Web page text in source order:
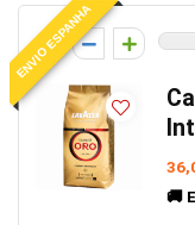
ENVIO ESPANHA
0
🚚